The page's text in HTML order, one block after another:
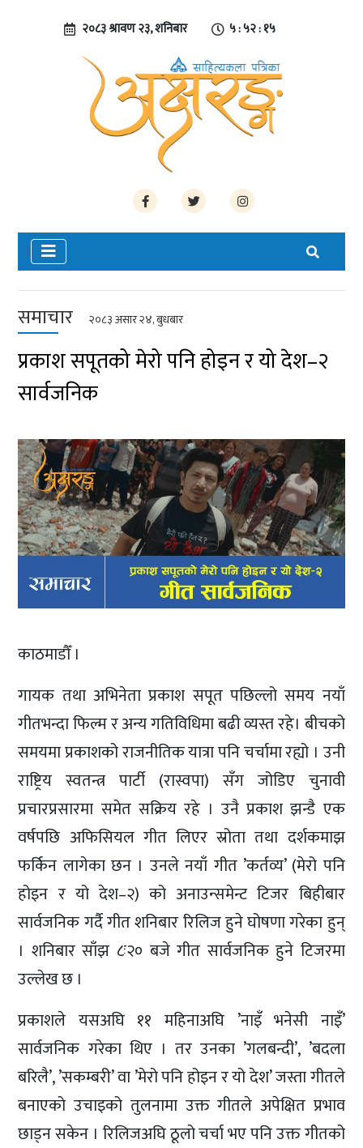
२०८३ श्रावण २३, शनिबार ५ : ५२ : १६
समाचार २०८३ असार २४, बुधबार
प्रकाश सपूतको मेरो पनि होइन र यो देश–२
सार्वजनिक
काठमाडौँ ।
गायक तथा अभिनेता प्रकाश सपूत पछिल्लो समय नयाँ
गीतभन्दा फिल्म र अन्य गतिविधिमा बढी व्यस्त रहे। बीचको
समयमा प्रकाशको राजनीतिक यात्रा पनि चर्चामा रह्यो । उनी
राष्ट्रिय स्वतन्त्र पार्टी (रास्वपा) सँग जोडिए चुनावी
प्रचारप्रसारमा समेत सक्रिय रहे । उनै प्रकाश झन्डै एक
वर्षपछि अफिसियल गीत लिएर स्रोता तथा दर्शकमाझ
फर्किन लागेका छन । उनले नयाँ गीत ’कर्तव्य’ (मेरो पनि
होइन र यो देश–२) को अनाउन्समेन्ट टिजर बिहीबार
सार्वजनिक गर्दै गीत शनिबार रिलिज हुने घोषणा गरेका हुन्
। शनिबार साँझ ८ः२० बजे गीत सार्वजनिक हुने टिजरमा
उल्लेख छ ।
प्रकाशले यसअघि ११ महिनाअघि ’नाइँ भनेसी नाइँ’
सार्वजनिक गरेका थिए । तर उनका ’गलबन्दी’, ’बदला
बरिलै’, ’सकम्बरी’ वा ’मेरो पनि होइन र यो देश’ जस्ता गीतले
बनाएको उचाइको तुलनामा उक्त गीतले अपेक्षित प्रभाव
छाड्न सकेन । रिलिजअघि ठूलो चर्चा भए पनि उक्त गीतको